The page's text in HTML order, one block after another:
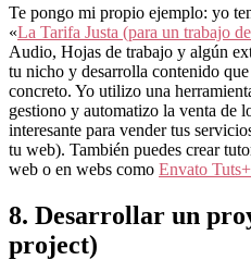
Te pongo mi propio ejemplo: yo
«La Tarifa Justa (para un trabajo
Audio, Hojas de trabajo y algún
tu nicho y desarrolla contenido
concreto. Yo utilizo una
gestiono y automatizo la venta de
interesante para vender tus
tu web). También puedes crear
web o en webs como Envato Tuts+
8. Desarrollar un
project)